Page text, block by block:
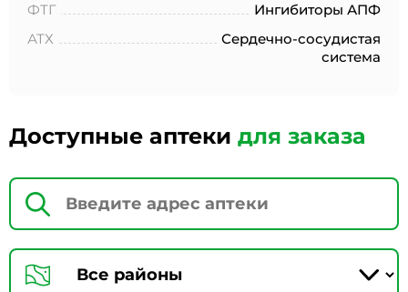
ФТГ
Ингибиторы АПФ
АТХ
Сердечно-сосудистая
система
Доступные аптеки для заказа